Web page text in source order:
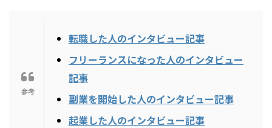
転職した人のインタビュー記事
フリーランスになった人のインタビュー
記事
副業を開始した人のインタビュー記事
起業した人のインタビュー記事